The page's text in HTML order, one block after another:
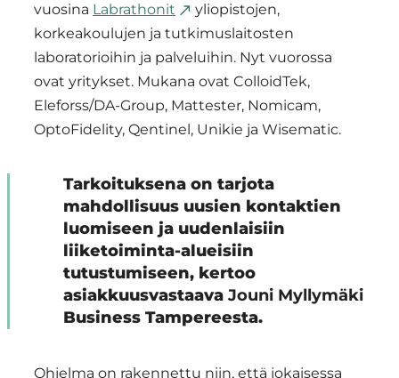
vuosina Labrathonit
yliopistojen,
korkeakoulujen ja tutkimuslaitosten
laboratorioihin ja palveluihin. Nyt vuorossa
ovat yritykset. Mukana ovat ColloidTek,
Eleforss/DA-Group, Mattester, Nomicam,
OptoFidelity, Qentinel, Unikie ja Wisematic.
Tarkoituksena on tarjota
mahdollisuus uusien kontaktien
luomiseen ja uudenlaisiin
liiketoiminta-alueisiin
tutustumiseen, kertoo
asiakkuusvastaava Jouni Myllymäki
Business Tampereesta.
Ohjelma on rakennettu niin, että jokaisessa